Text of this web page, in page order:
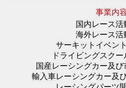
事業内
国内レース活
海外レース活
サーキットイベン
ドライビングスク
国産レーシングカー及
輸入車レーシングカー及